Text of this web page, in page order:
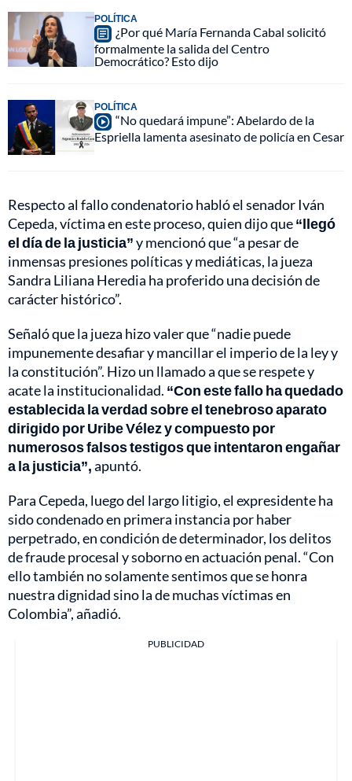
POLÍTICA
¿Por qué María Fernanda Cabal solicitó
formalmente la salida del Centro
Democrático? Esto dijo
POLÍTICA
“No quedará impune”: Abelardo de la
Espriella lamenta asesinato de policía en Cesar
Respecto al fallo condenatorio habló el senador Iván
Cepeda, víctima en este proceso, quien dijo que“llegó
el día de la justicia”y mencionó que “a pesar de
inmensas presiones políticas y mediáticas, la jueza
Sandra Liliana Heredia ha proferido una decisión de
carácter histórico”.
Señaló que la jueza hizo valer que “nadie puede
impunemente desafiar y mancillar el imperio de la ley y
la constitución”. Hizo un llamado a que se respete y
acate la institucionalidad. “Con este fallo ha quedado
establecida la verdad sobre el tenebroso aparato
dirigido por Uribe Vélez y compuesto por
numerosos falsos testigos que intentaron engañar
a la justicia”,apuntó.
Para Cepeda, luego del largo litigio, el expresidente ha
sido condenado en primera instancia por haber
perpetrado, en condición de determinador, los delitos
de fraude procesal y soborno en actuación penal. “Con
ello también no solamente sentimos que se honra
nuestra dignidad sino la de muchas víctimas en
Colombia”, añadió.
PUBLICIDAD